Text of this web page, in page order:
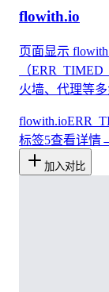
flowith.io
页面显示
（
火墙、代理等多
flowith.io
标签5查看详情
加入对比